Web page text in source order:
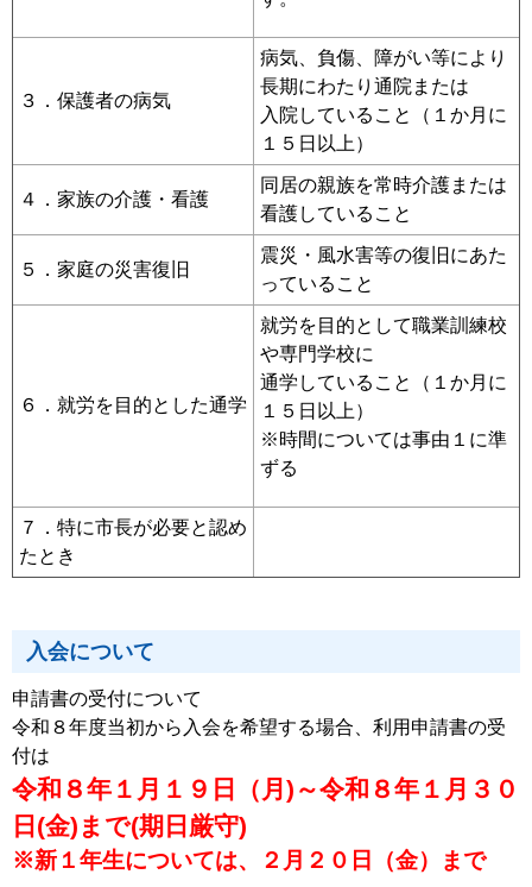
３．保護者の病気
病気、負傷、障がい等により
長期にわたり通院または
入院していること（１か月に
１５日以上）
４．家族の介護・看護
同居の親族を常時介護または
看護していること
５．家庭の災害復旧
震災・風水害等の復旧にあた
っていること
６．就労を目的とした通学
就労を目的として職業訓練校
や専門学校に
通学していること（１か月に
１５日以上）
※時間については事由１に準
ずる
７．特に市長が必要と認め
たとき
入会について
申請書の受付について
令和８年度当初から入会を希望する場合、利用申請書の受
付は
令和８年１月１９日（月)～令和８年１月３０
日(金)まで(期日厳守)
※新１年生については、２月２０日（金）まで